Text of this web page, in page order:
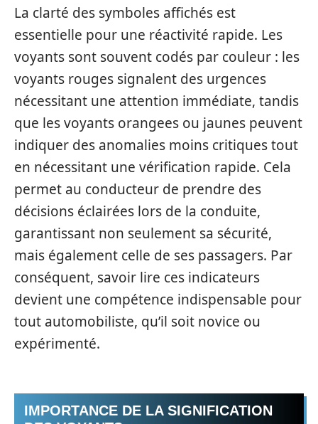
La clarté des symboles affichés est
essentielle pour une réactivité rapide. Les
voyants sont souvent codés par couleur : les
voyants rouges signalent des urgences
nécessitant une attention immédiate, tandis
que les voyants orangees ou jaunes peuvent
indiquer des anomalies moins critiques tout
en nécessitant une vérification rapide. Cela
permet au conducteur de prendre des
décisions éclairées lors de la conduite,
garantissant non seulement sa sécurité,
mais également celle de ses passagers. Par
conséquent, savoir lire ces indicateurs
devient une compétence indispensable pour
tout automobiliste, qu’il soit novice ou
expérimenté.
IMPORTANCE DE LA SIGNIFICATION